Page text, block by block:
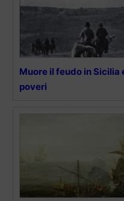
Muore il feudo in Sicilia
poveri